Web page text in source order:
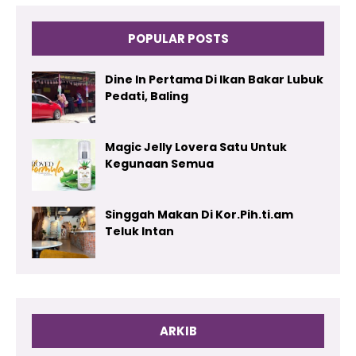
POPULAR POSTS
Dine In Pertama Di Ikan Bakar Lubuk
Pedati, Baling
Magic Jelly Lovera Satu Untuk
Kegunaan Semua
Singgah Makan Di Kor.Pih.ti.am
Teluk Intan
ARKIB